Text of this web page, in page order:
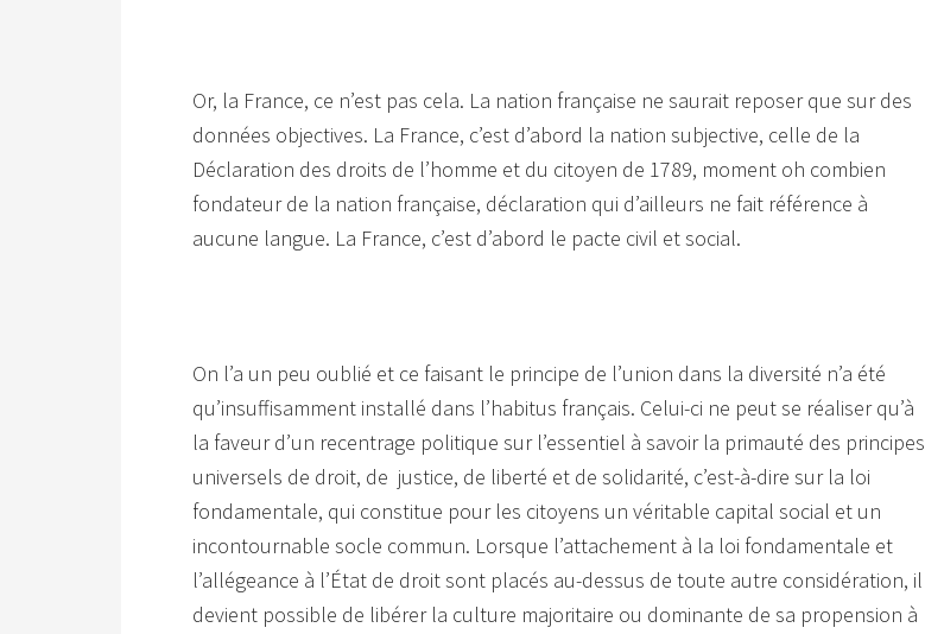
Or, la France, ce n’est pas cela. La nation française ne saurait reposer que sur des
données objectives. La France, c’est d’abord la nation subjective, celle de la
Déclaration des droits de l’homme et du citoyen de 1789, moment oh combien
fondateur de la nation française, déclaration qui d’ailleurs ne fait référence à
aucune langue. La France, c’est d’abord le pacte civil et social.
On l’a un peu oublié et ce faisant le principe de l’union dans la diversité n’a été
qu’insuffisamment installé dans l’habitus français. Celui-ci ne peut se réaliser qu’à
la faveur d’un recentrage politique sur l’essentiel à savoir la primauté des principes
universels de droit, de justice, de liberté et de solidarité, c’est-à-dire sur la loi
fondamentale, qui constitue pour les citoyens un véritable capital social et un
incontournable socle commun. Lorsque l’attachement à la loi fondamentale et
l’allégeance à l’État de droit sont placés au-dessus de toute autre considération, il
devient possible de libérer la culture majoritaire ou dominante de sa propension à